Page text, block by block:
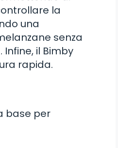
la
una
senza
il Bimby
rapida.
base per